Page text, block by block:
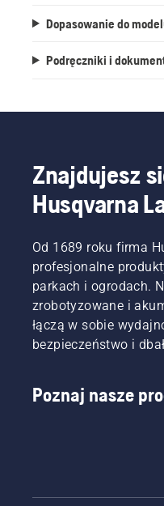
Dopasowanie do
Podręczniki i
Znajdujesz
Husqvarna
Od 1689 roku firma
profesjonalne
parkach i ogrodach.
zrobotyzowane i
łączą w sobie
bezpieczeństwo i
Poznaj nasze